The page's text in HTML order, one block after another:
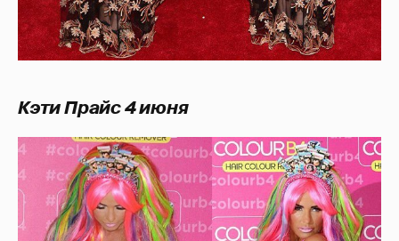
Кэти Прайс 4 июня